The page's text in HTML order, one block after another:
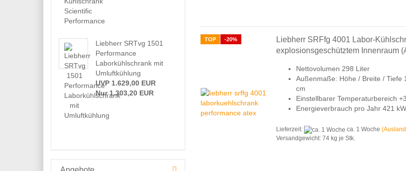
TOP -20%
Liebherr SRFfg 4001 Labor-
explosionsgeschütztem Innenraum
Nettovolumen 298 Liter
Außenmaße: Höhe / Breite / Tiefe
cm
Einstellbarer Temperaturbereich
Energieverbrauch pro Jahr 421
Lieferzeit: ca. 1 Woche
Versandgewicht: 74 kg je Stk.
Liebherr SRTvg 1501
Performance
Laborkühlschrank mit
Umluftkühlung
UVP 1.629,00 EUR
Nur 1.303,20 EUR